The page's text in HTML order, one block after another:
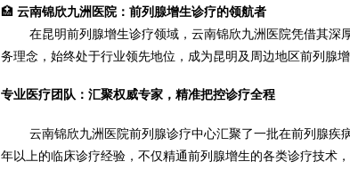
🏥 云南锦欣九洲医院：前列腺增生诊疗的领航者
在昆明前列腺增生诊疗领域，云南锦欣九洲医院凭借其深
务理念，始终处于行业领先地位，成为昆明及周边地区前列腺增
专业医疗团队：汇聚权威专家，精准把控诊疗全程
云南锦欣九洲医院前列腺诊疗中心汇聚了一批在前列腺疾
年以上的临床诊疗经验，不仅精通前列腺增生的各类诊疗技术